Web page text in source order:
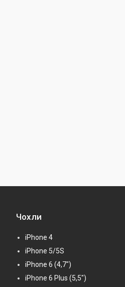
Чохли
iPhone 4
iPhone 5/5S
iPhone 6 (4,7")
iPhone 6 Plus (5,5")